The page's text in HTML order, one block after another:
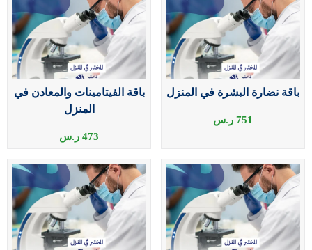
باقة نضارة البشرة في المنزل
751 ر.س
باقة الفيتامينات والمعادن في
المنزل
473 ر.س